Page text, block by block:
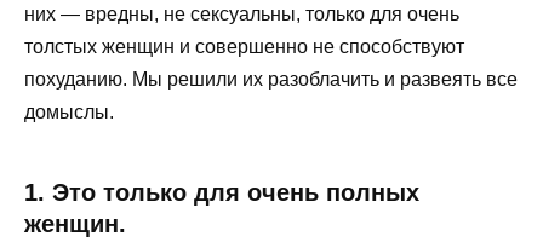
них — вредны, не сексуальны, только для очень
толстых женщин и совершенно не способствуют
похуданию. Мы решили их разоблачить и развеять все
домыслы.
1. Это только для очень полных
женщин.